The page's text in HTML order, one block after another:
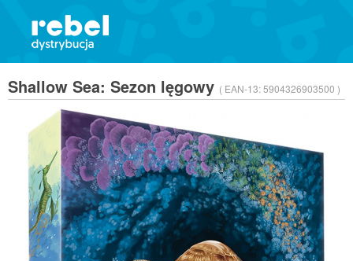
Shallow Sea: Sezon lęgowy ( EAN-13:5904326903500 )